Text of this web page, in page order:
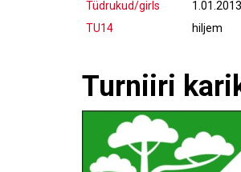
Tüdrukud/girls
TU14
hiljem
Turniiri